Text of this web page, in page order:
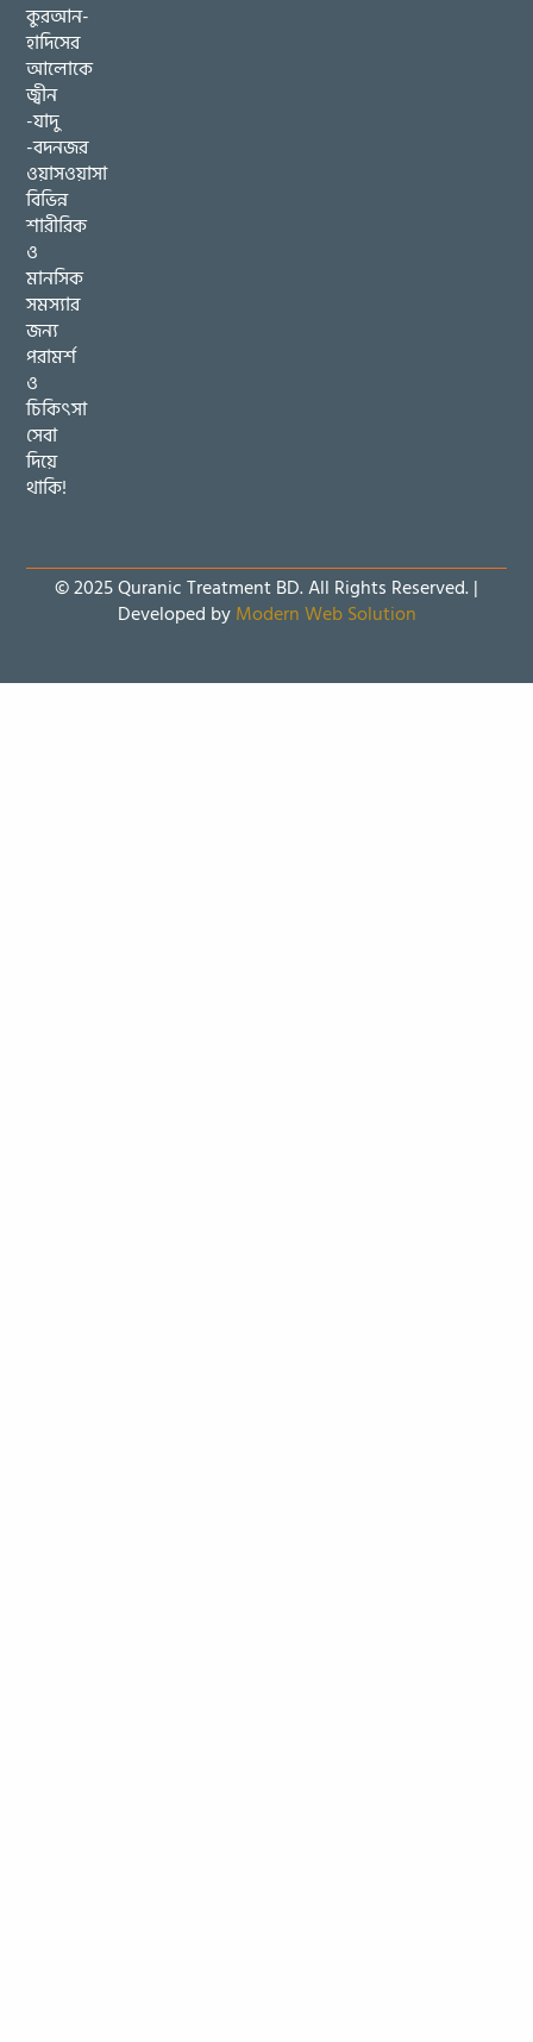
কুরআন-
হাদিসের
আলোকে
জ্বীন
-যাদু
-বদনজর
ওয়াসওয়াসা
বিভিন্ন
শারীরিক
ও
মানসিক
সমস্যার
জন্য
পরামর্শ
ও
চিকিৎসা
সেবা
দিয়ে
থাকি!
© 2025 Quranic Treatment BD. All Rights Reserved. |
Developed byModern Web Solution